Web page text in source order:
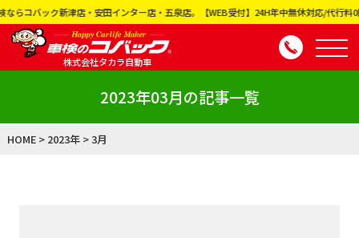
ック新津店・安田インター店・五泉店。【WEB受付】24H年中無休対応/代行料0円、
株式会社タカラ自動車
2023年03月の記事一覧
HOME> 2023年>3月